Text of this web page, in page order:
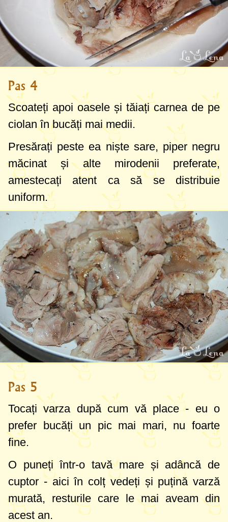
Pas 4
Scoateți apoi oasele și tăiați carnea de pe
ciolan în bucăți mai medii.
Presărați peste ea niște sare, piper negru
măcinat și alte mirodenii preferate,
amestecați atent ca să se distribuie
uniform.
Pas 5
Tocați varza după cum vă place - eu o
prefer bucăți un pic mai mari, nu foarte
fine.
O puneți într-o tavă mare și adâncă de
cuptor - aici în colț vedeți și puțină varză
murată, resturile care le mai aveam din
acest an.